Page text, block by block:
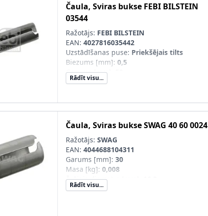
Čaula, Sviras bukse FEBI BILSTEIN
03544
Ražotājs: FEBI BILSTEIN
EAN: 4027816035442
Uzstādīšanas puse: Priekšējais tilts
Biezums [mm]: 0,5
Garums [mm]
Masa [kg]:0,01
Ārējais diametrs [mm]:17
Rādīt visu...
Čaula, Sviras bukseSWAG 40 60 0024
Ražotājs: SWAG
EAN: 4044688104311
Garums [mm]: 30
Masa [kg]: 0,008
Ārējais diametrs [mm]
Rādīt visu...